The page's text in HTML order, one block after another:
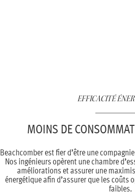
EFFICACITÉ
MOINS DE
Beachcomber est fier d’être une
Nos ingénieurs opèrent une chambre
améliorations et assurer une
énergétique afin d’assurer que les coûts
faibles.